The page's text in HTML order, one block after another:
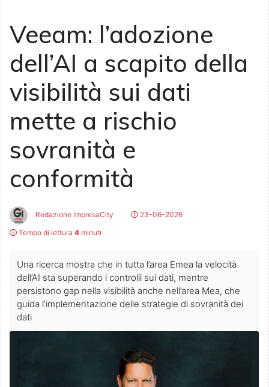
Veeam: l’adozione
dell’AI a scapito della
visibilità sui dati
mette a rischio
sovranità e
conformità
Redazione ImpresaCity
23-06-2026
Tempo di lettura 4 minuti
Una ricerca mostra che in tutta l’area Emea la velocità
dell’AI sta superando i controlli sui dati, mentre
persistono gap nella visibilità anche nell’area Mea, che
guida l’implementazione delle strategie di sovranità dei
dati